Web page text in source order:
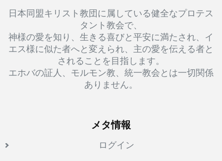
日本同盟キリスト教団に属している健全なプロテス
タント教会で、
神様の愛を知り、生きる喜びと平安に満たされ、イ
エス様に似た者へと変えられ、主の愛を伝える者と
されることを目指します。
エホバの証人、モルモン教、統一教会とは一切関係
ありません。
メタ情報
ログイン